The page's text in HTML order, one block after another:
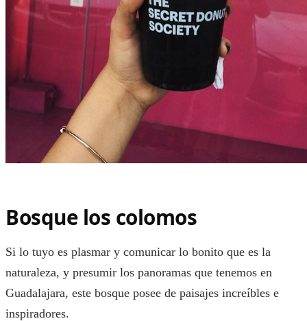
Bosque los colomos
Si lo tuyo es plasmar y comunicar lo bonito que es la
naturaleza, y presumir los panoramas que tenemos en
Guadalajara, este bosque posee de paisajes increíbles e
inspiradores.